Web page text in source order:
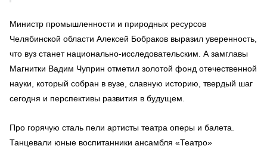
Министр промышленности и природных ресурсов
Челябинской области Алексей Бобраков выразил уверенность,
что вуз станет национально-исследовательским. А замглавы
Магнитки Вадим Чуприн отметил золотой фонд отечественной
науки, который собран в вузе, славную историю, твердый шаг
сегодня и перспективы развития в будущем.
Про горячую сталь пели артисты театра оперы и балета.
Танцевали юные воспитанники ансамбля «Театро»